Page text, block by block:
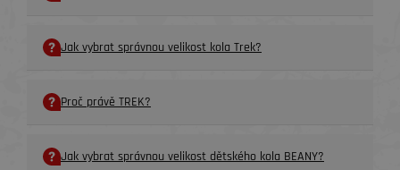
Jak vybrat správnou velikost kola Trek?
Proč právě TREK?
Jak vybrat správnou velikost dětského kola BEANY?